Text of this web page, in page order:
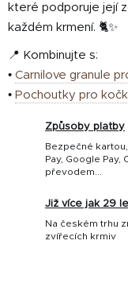
které podporuje její
každém krmení. 🐈✨
📍 Kombinujte s:
• Carnilove granule
• Pochoutky pro
Způsoby platby
Bezpečné
Pay, Google Pay,
převodem...
Již více jak 29
Na českém trhu
zvířecích krmiv